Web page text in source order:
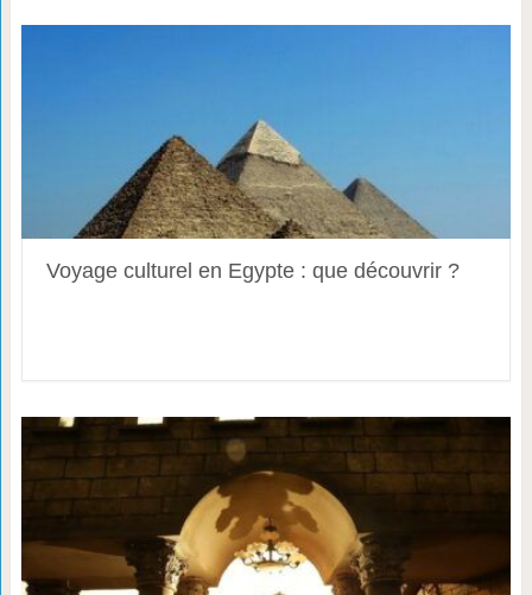
Voyage culturel en Egypte : que découvrir ?